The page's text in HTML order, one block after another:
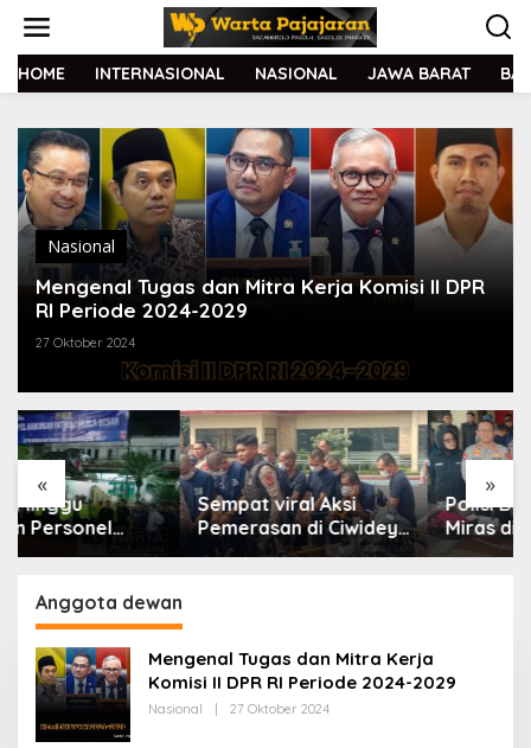
t
HOME INTERNASIONAL NASIONAL JAWA BARAT
Nasional
Mengenal Tugas dan Mitra Kerja Komisi II DPR
RI Periode 2024-2029
27 Oktober 2024
« »
Sempat viral Aksi
Pemerasan di Ciwidey,
Polisi Tangkap Dua
Polisi Bongkar Gudang
Miras di Bandung,
Lebih dari Enam Ribu
Anggota dewan
Mengenal Tugas dan Mitra Kerja
Komisi II DPR RI Periode 2024-2029
Nasional 27 Oktober 2024